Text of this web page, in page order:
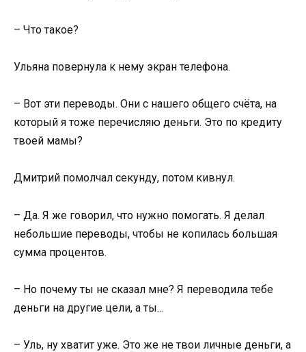
– Что такое?
Ульяна повернула к нему экран телефона.
– Вот эти переводы. Они с нашего общего счёта, на
который я тоже перечисляю деньги. Это по кредиту
твоей мамы?
Дмитрий помолчал секунду, потом кивнул.
– Да. Я же говорил, что нужно помогать. Я делал
небольшие переводы, чтобы не копилась большая
сумма процентов.
– Но почему ты не сказал мне? Я переводила тебе
деньги на другие цели, а ты…
– Уль, ну хватит уже. Это же не твои личные деньги, а